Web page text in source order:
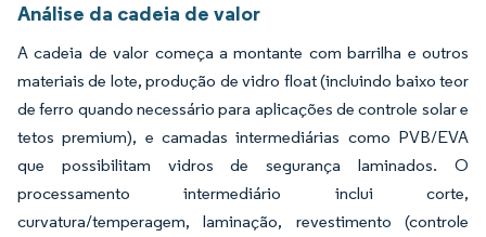
Análise da cadeia de valor
A cadeia de valor começa a montante com barrilha e outros
materiais de lote, produção de vidro float (incluindo baixo teor
de ferro quando necessário para aplicações de controle solar e
tetos premium), e camadas intermediárias como PVB/EVA
que possibilitam vidros de segurança laminados. O
processamento intermediário inclui corte,
curvatura/temperagem, laminação, revestimento (controle